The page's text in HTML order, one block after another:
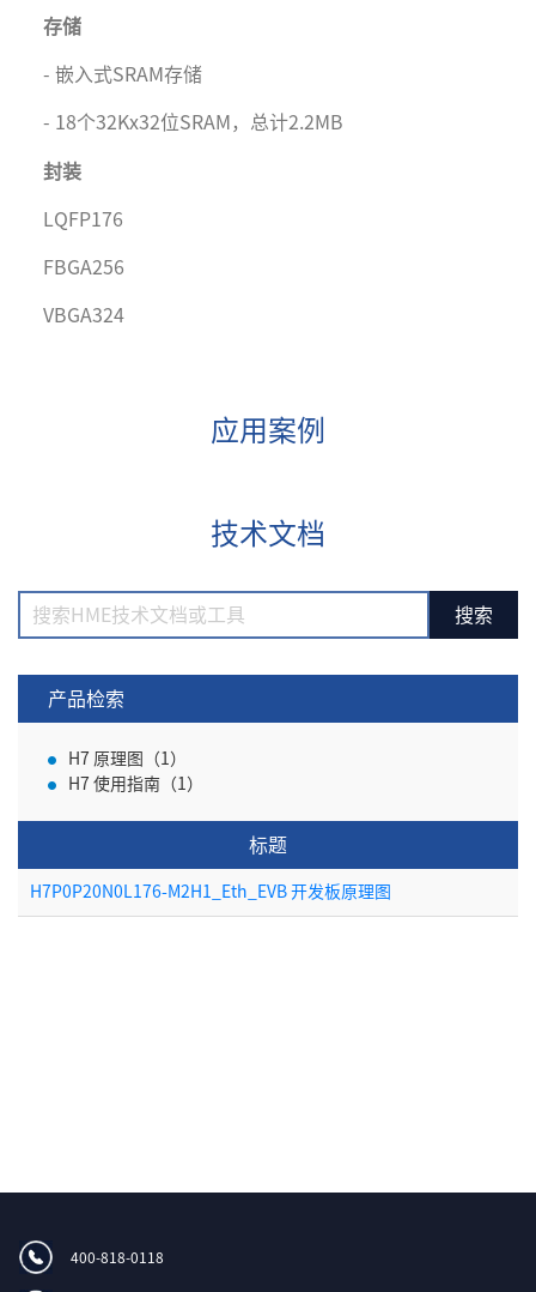
存储
- 嵌入式SRAM存储
- 18个32Kx32位SRAM，总计2.2MB
封装
LQFP176
FBGA256
VBGA324
应用案例
技术文档
产品检索
H7 原理图（1）
H7 使用指南（1）
标题
H7P0P20N0L176-M2H1_Eth_EVB 开发板原理图
400-818-0118